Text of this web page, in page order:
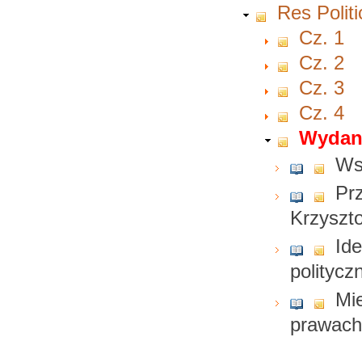
Res
Cz. 1
Cz. 2
Cz. 3
Cz. 4